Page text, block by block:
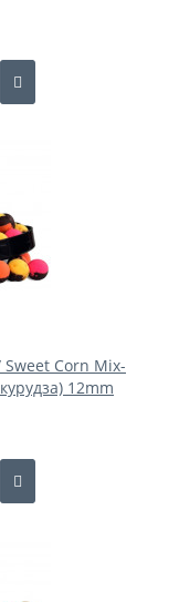
Corn Mix-
12mm